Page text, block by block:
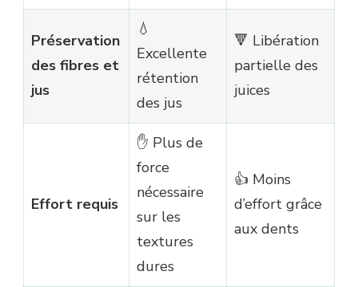
Préservation
des fibres et
jus
💧
Excellente
rétention
des jus
🔻 Libération
partielle des
juices
Effort requis
✋ Plus de
force
nécessaire
sur les
textures
dures
👍 Moins
d’effort grâce
aux dents